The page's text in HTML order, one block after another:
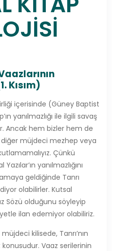
Kısım)
içerisinde (Güney Baptist
yanılmazlığı ile ilgili savaş
Ancak hem bizler hem de
diğer müjdeci mezhep veya
Çünkü
yanılmazlığını
geldiğinde Tanrı
olabilirler. Kutsal
Sözü olduğunu söyleyip
ilan edemiyor olabiliriz.
kilisede, Tanrı’nın
konusudur. Vaaz serilerinin